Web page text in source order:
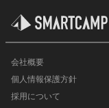
会社概要
個人情報保護方針
採用について